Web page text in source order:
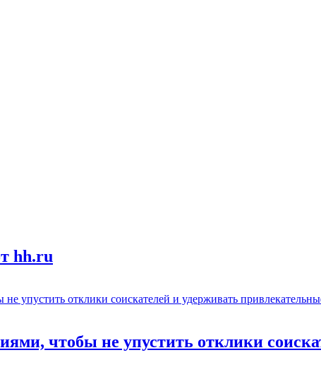
hh.ru
чтобы не упустить отклики